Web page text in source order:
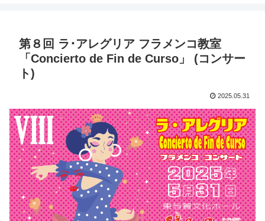
第８回 ラ･アレグリア フラメンコ教室
「Concierto de Fin de Curso」 (コンサー
ト)
2025.05.31